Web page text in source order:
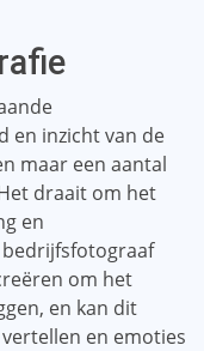
en inzicht van de
maar een aantal
draait om het
en
om het
en kan dit
en emoties